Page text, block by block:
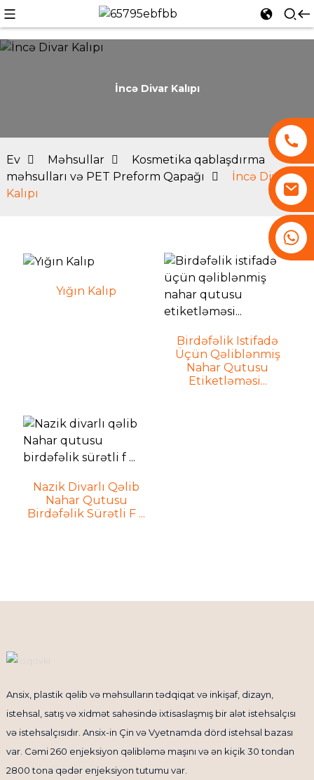
İncə Divar Kalıpı
Ev Məhsullar
Kosmetika qablaşdırma
məhsulları və PET Preform Qapağı
İncə Divar
Kalıpı
Yığın Kalıp
Birdəfəlik Istifadə
Üçün Qəliblənmiş
Nahar Qutusu
Etiketləməsi...
Nazik Divarlı Qəlib
Nahar Qutusu
Birdəfəlik Sürətli F ...
Ansix, plastik qəlib və məhsulların tədqiqat və inkişaf, dizayn,
istehsal, satış və xidmət sahəsində ixtisaslaşmış bir alət istehsalçısı
və istehsalçısıdır. Ansix-in Çin və Vyetnamda dörd istehsal bazası
var. Cəmi 260 enjeksiyon qəlibləmə maşını və ən kiçik 30 tondan
2800 tona qədər enjeksiyon tutumu var.